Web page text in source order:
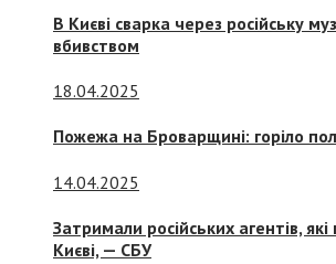
В Києві сварка через російську
вбивством
18.04.2025
Пожежа на Броварщині: горіло
14.04.2025
Затримали російських агентів,
Києві, — СБУ